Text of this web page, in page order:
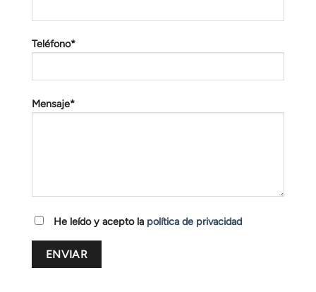
Teléfono*
Mensaje*
He leído y acepto la política de privacidad